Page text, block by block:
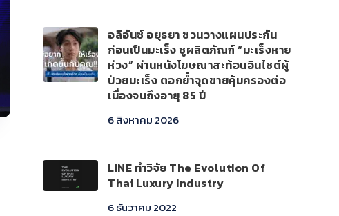
อลิอันซ์ อยุธยา ชวนวางแผนประกัน
ก่อนเป็นมะเร็ง ชูผลิตภัณฑ์ “มะเร็งหาย
ห่วง” ผ่านหนังโฆษณาสะท้อนอินไซต์ผู้
ป่วยมะเร็ง ตอกย้ำจุดขายคุ้มครองต่อ
เนื่องจนถึงอายุ 85 ปี
6 สิงหาคม 2026
LINE ทำวิจัย The Evolution Of
Thai Luxury Industry
6 ธันวาคม 2022